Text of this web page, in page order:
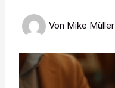
Von Mike Müller